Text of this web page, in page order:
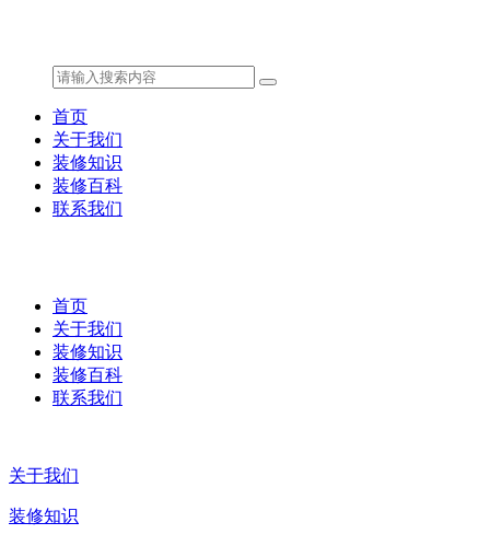
首页
关于我们
装修知识
装修百科
联系我们
首页
关于我们
装修知识
装修百科
联系我们
关于我们
装修知识